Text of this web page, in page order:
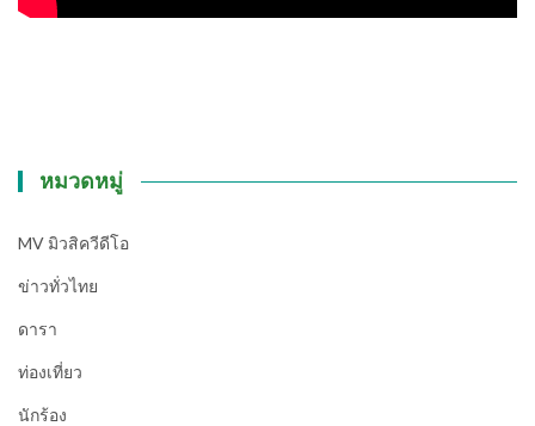
หมวดหมู่
MV มิวสิควีดีโอ
ข่าวทั่วไทย
ดารา
ท่องเที่ยว
นักร้อง